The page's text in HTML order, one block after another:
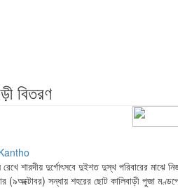
বিতরণ
শারদীয় দুর্গোৎসবে দুইশত দুস্থ পরিবারের মাঝে
(৯অক্টোবর) সন্ধায় শহরের ছোট কালিবাড়ী পুজা